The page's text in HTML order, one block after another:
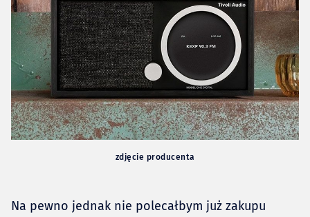
zdjęcie producenta
Na pewno jednak nie polecałbym już zakupu